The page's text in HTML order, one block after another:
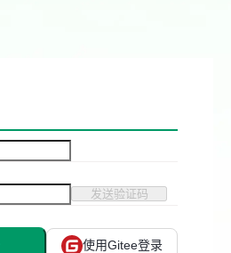
发送验证码
使用Gitee登录